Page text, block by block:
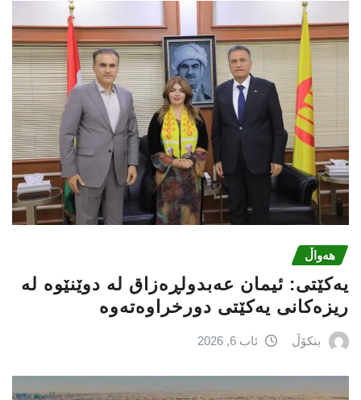
هەواڵ
یه‌كێتی: ئیمان عه‌بدولڕه‌زاق له‌ دوێنێوه‌ له‌
ریزه‌كانی یه‌كێتی دورخراوه‌ته‌وه‌
بنکۆڵ ئاب 6, 2026